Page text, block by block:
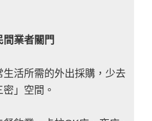
間業者關門
活所需的外出採購，少去
」空間。